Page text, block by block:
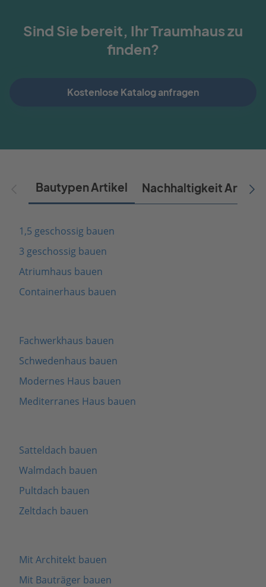
Sind Sie bereit, Ihr Traumhaus zu
finden?
Kostenlose Katalog anfragen
Bautypen Artikel Nachhaltigkeit Artikel
1,5 geschossig bauen
3 geschossig bauen
Atriumhaus bauen
Containerhaus bauen
Fachwerkhaus bauen
Schwedenhaus bauen
Modernes Haus bauen
Mediterranes Haus bauen
Satteldach bauen
Walmdach bauen
Pultdach bauen
Zeltdach bauen
Mit Architekt bauen
Mit Bauträger bauen